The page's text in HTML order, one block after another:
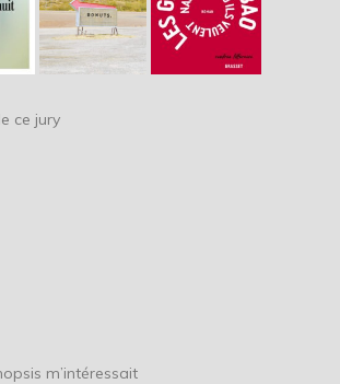
ce jury
m’intéressait